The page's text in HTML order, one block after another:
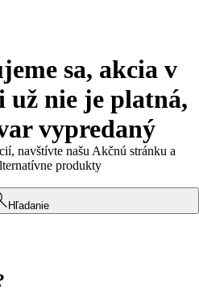
sa, akcia v
nie je platná,
vypredaný
navštívte našu Akčnú stránku a
produkty
Hľadanie